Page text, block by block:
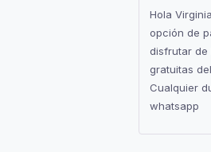
Hola
opción de
disfrutar de
gratuitas
Cualquier
whatsapp